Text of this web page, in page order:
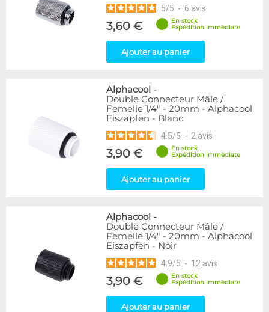
5/5 - 6 avis
3,60 €
En stock
Expédition immédiate
Ajouter au panier
Alphacool -
Double Connecteur Mâle /
Femelle 1/4" - 20mm - Alphacool
Eiszapfen - Blanc
4.5/5 - 2 avis
3,90 €
En stock
Expédition immédiate
Ajouter au panier
Alphacool -
Double Connecteur Mâle /
Femelle 1/4" - 20mm - Alphacool
Eiszapfen - Noir
4.9/5 - 12 avis
3,90 €
En stock
Expédition immédiate
Ajouter au panier